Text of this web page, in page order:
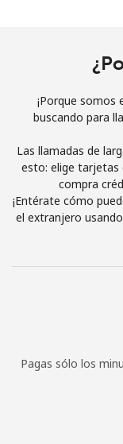
¡Porque somos
buscando para
Las llamadas de
esto: elige tarjetas
compra
¡Entérate cómo
el extranjero
Pagas sólo los